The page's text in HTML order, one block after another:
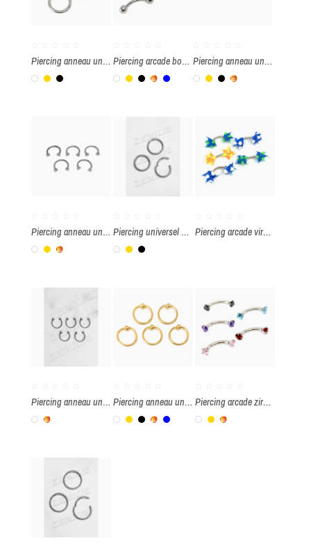
Piercing anneau universel à charnière 1.2x8mm par paquet de 3 pièces
Blanc
OrNoir
Piercing arcade boule 1.2x8mm par paquet de 5 pièces
Blanc
OrNoirMulticolore
bleu royal
Piercing anneau universel 1.2x8mm par paquet de 5 pièces
Blanc
OrNoirMulticolore
Piercing anneau universel fer à cheval zirconium 1.2x10mm par paquet de 5 pièces
Blanc
OrMulticolore
Piercing universel à charnière torsadé 1.2x8mm par paquet de 3 pièces
Blanc
OrNoir
Piercing arcade virus 1.2x8mm par paquet de 5 pièces
Piercing anneau universel fer à cheval torsade par paquet de 5 pièces
BlancMulticolore
Piercing anneau universel 1.2x10mm par paquet de 5 pièces
Blanc
OrNoirMulticolore
bleu royal
Piercing arcade zirconium 1.2x8mm par paquet 5 pièces
Blanc
OrMulticolore